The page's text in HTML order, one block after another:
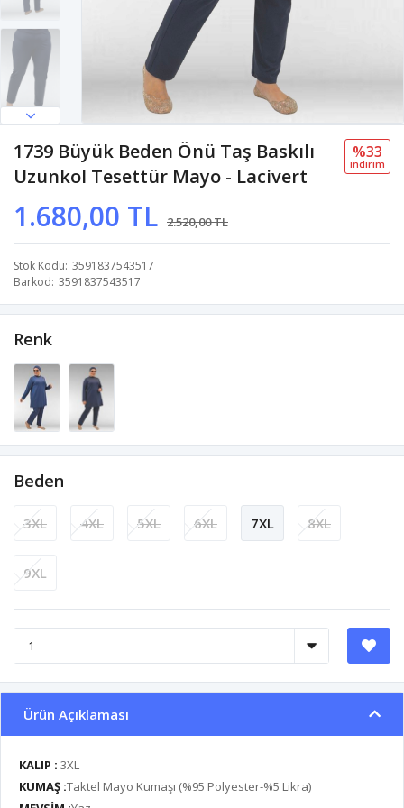
1739 Büyük Beden Önü Taş Baskılı
Uzunkol Tesettür Mayo - Lacivert
1.680,00 TL 2.520,00 TL
%33
i̇ndi̇ri̇m
Stok Kodu 3591837543517
Barkod 3591837543517
Renk
Beden
3XL 4XL 5XL 6XL 7XL 8XL
9XL
Ürün Açıklaması
KALIP : 3XL
KUMAŞ :Taktel Mayo Kumaşı (%95 Polyester-%5 Likra)